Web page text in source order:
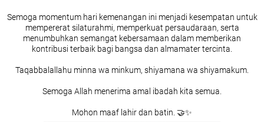
Semoga momentum hari kemenangan ini menjadi kesempatan untuk
mempererat silaturahmi, memperkuat persaudaraan, serta
menumbuhkan semangat kebersamaan dalam memberikan
kontribusi terbaik bagi bangsa dan almamater tercinta.
Taqabbalallahu minna wa minkum, shiyamana wa shiyamakum.
Semoga Allah menerima amal ibadah kita semua.
Mohon maaf lahir dan batin. 🤝✨